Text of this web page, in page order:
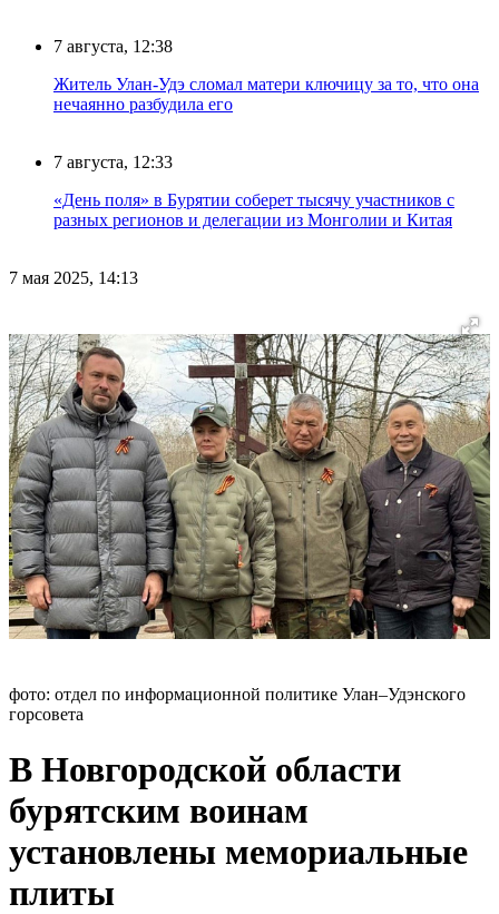
7 августа, 12:38
Житель Улан-Удэ сломал матери ключицу за то, что она
нечаянно разбудила его
7 августа, 12:33
«День поля» в Бурятии соберет тысячу участников с
разных регионов и делегации из Монголии и Китая
7 мая 2025, 14:13
фото: отдел по информационной политике Улан–Удэнского
горсовета
В Новгородской области
бурятским воинам
установлены мемориальные
плиты